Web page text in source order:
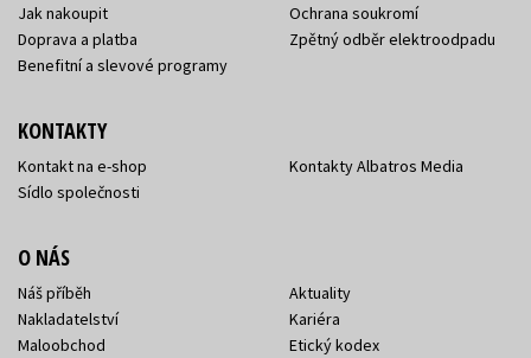
Jak nakoupit
Doprava a platba
Benefitní a slevové programy
Ochrana soukromí
Zpětný odběr elektroodpadu
KONTAKTY
Kontakt na e-shop
Sídlo společnosti
Kontakty Albatros Media
O NÁS
Náš příběh
Nakladatelství
Maloobchod
Aktuality
Kariéra
Etický kodex